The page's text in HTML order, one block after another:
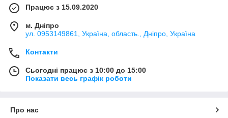
Працює з 15.09.2020
м. Дніпро
ул. 0953149861, Україна, область., Дніпро, Україна
Контакти
Сьогодні працює з 10:00 до 15:00
Показати весь графік роботи
Про нас